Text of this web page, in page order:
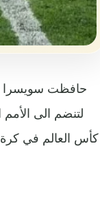
لتنضم الى
كأس العالم في كرة